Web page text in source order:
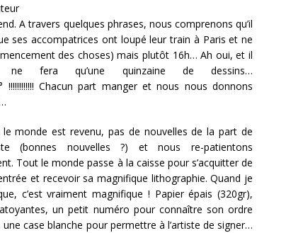
A travers quelques phrases, nous comprenons qu’il
ses accompatrices ont loupé leur train à Paris et ne
des choses) mais plutôt 16h… Ah oui, et il
fera qu’une quinzaine de dessins…
!!!!!!!!!!!! Chacun part manger et nous nous donnons
monde est revenu, pas de nouvelles de la part de
(bonnes nouvelles ?) et nous re-patientons
Tout le monde passe à la caisse pour s’acquitter de
et recevoir sa magnifique lithographie. Quand je
c’est vraiment magnifique ! Papier épais (320gr),
un petit numéro pour connaître son ordre
une case blanche pour permettre à l’artiste de signer…